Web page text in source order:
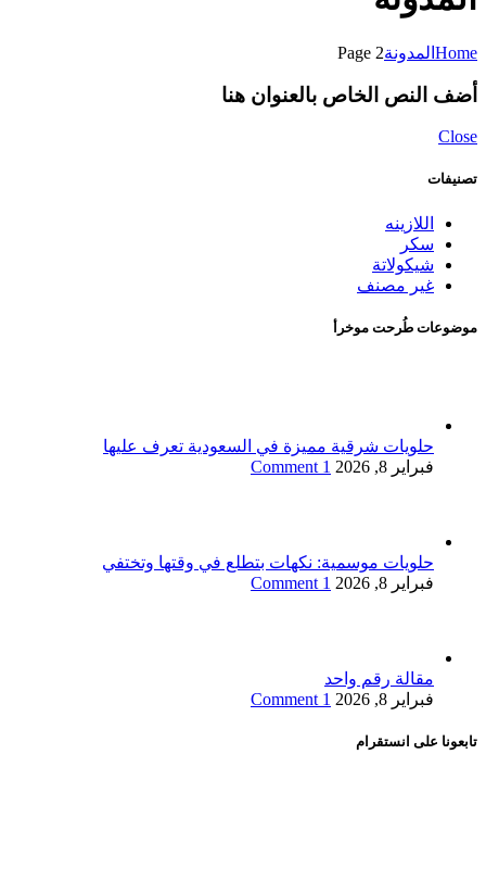
Home المدونةPage 2
أضف النص الخاص بالعنوان هنا
Close
تصنيفات
اللازينه
سكر
شيكولاتة
غير مصنف
موضوعات طُرحت موخرأ
حلويات شرقية مميزة في السعودية تعرف عليها
فبراير 8, 2026
1 Comment
حلويات موسمية: نكهات بتطلع في وقتها وتختفي
فبراير 8, 2026
1 Comment
مقالة رقم واحد
فبراير 8, 2026
1 Comment
تابعونا على انستقرام